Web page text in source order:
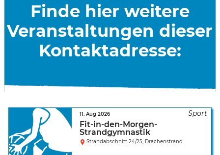
Finde hier weitere
Veranstaltungen dieser
Kontaktadresse:
Fit-in-den-Morgen-
Strandgymnastik
11. Aug 2026
Strandabschnitt 24/25, Drachenstrand